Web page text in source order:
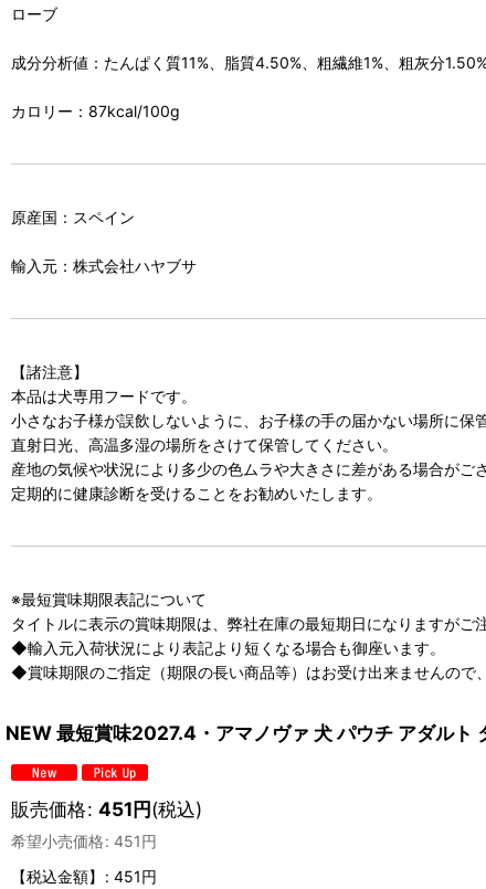
ローブ
成分分析値：たんぱく質11%、脂質4.50%、粗繊維1%、粗灰分
カロリー：87kcal/100g
原産国：スペイン
輸入元：株式会社ハヤブサ
【諸注意】
本品は犬専用フードです。
小さなお子様が誤飲しないように、お子様の手の届かない場所に保
直射日光、高温多湿の場所をさけて保管してください。
産地の気候や状況により多少の色ムラや大きさに差がある場合がご
定期的に健康診断を受けることをお勧めいたします。
※最短賞味期限表記について
タイトルに表示の賞味期限は、弊社在庫の最短期日になりますがご
◆輸入元入荷状況により表記より短くなる場合も御座います。
◆賞味期限のご指定（期限の長い商品等）はお受け出来ませんので
NEW 最短賞味2027.4・アマノヴァ 犬 パウチ アダル
販売価格: 451円(税込)
希望小売価格: 451円
【税込金額】
: 451円